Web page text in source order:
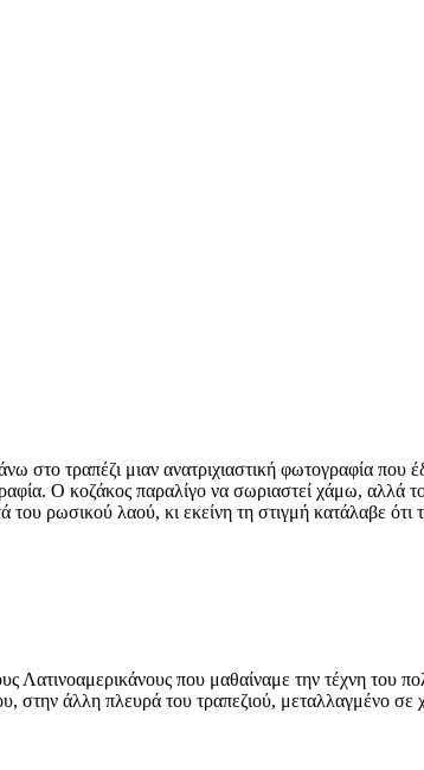
τραπέζι μιαν ανατριχιαστική φωτογραφία που
Ο κοζάκος παραλίγο να σωριαστεί χάμω, αλλά
ρωσικού λαού, κι εκείνη τη στιγμή κατάλαβε ότι
που μαθαίναμε την τέχνη του
στην άλλη πλευρά του τραπεζιού, μεταλλαγμένο